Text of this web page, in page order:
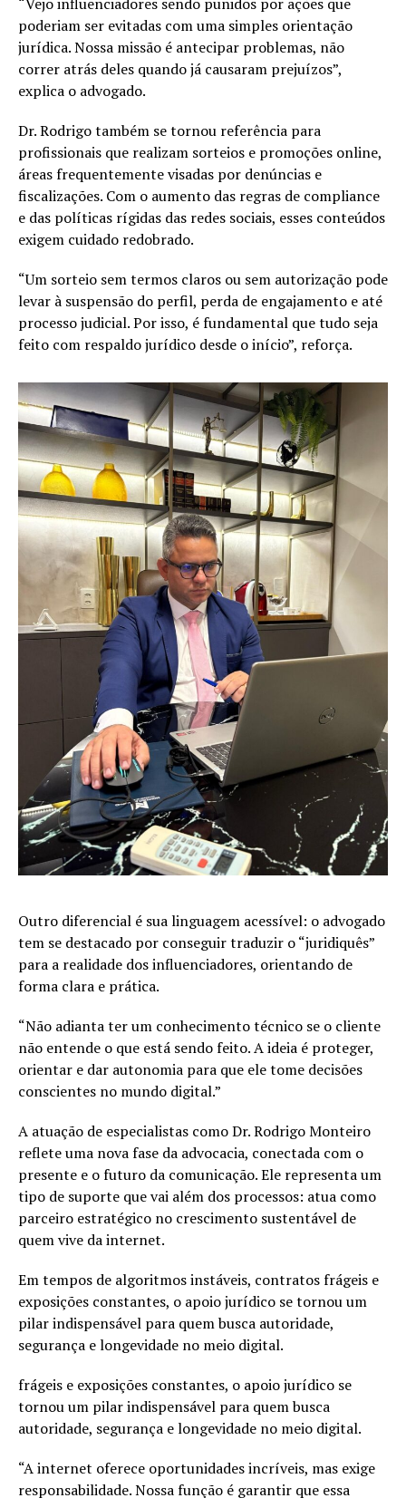
“Vejo influenciadores sendo punidos por ações que
poderiam ser evitadas com uma simples orientação
jurídica. Nossa missão é antecipar problemas, não
correr atrás deles quando já causaram prejuízos”,
explica o advogado.
Dr. Rodrigo também se tornou referência para
profissionais que realizam sorteios e promoções online,
áreas frequentemente visadas por denúncias e
fiscalizações. Com o aumento das regras de compliance
e das políticas rígidas das redes sociais, esses conteúdos
exigem cuidado redobrado.
“Um sorteio sem termos claros ou sem autorização pode
levar à suspensão do perfil, perda de engajamento e até
processo judicial. Por isso, é fundamental que tudo seja
feito com respaldo jurídico desde o início”, reforça.
Outro diferencial é sua linguagem acessível: o advogado
tem se destacado por conseguir traduzir o “juridiquês”
para a realidade dos influenciadores, orientando de
forma clara e prática.
“Não adianta ter um conhecimento técnico se o cliente
não entende o que está sendo feito. A ideia é proteger,
orientar e dar autonomia para que ele tome decisões
conscientes no mundo digital.”
A atuação de especialistas como Dr. Rodrigo Monteiro
reflete uma nova fase da advocacia, conectada com o
presente e o futuro da comunicação. Ele representa um
tipo de suporte que vai além dos processos: atua como
parceiro estratégico no crescimento sustentável de
quem vive da internet.
Em tempos de algoritmos instáveis, contratos frágeis e
exposições constantes, o apoio jurídico se tornou um
pilar indispensável para quem busca autoridade,
segurança e longevidade no meio digital.
frágeis e exposições constantes, o apoio jurídico se
tornou um pilar indispensável para quem busca
autoridade, segurança e longevidade no meio digital.
“A internet oferece oportunidades incríveis, mas exige
responsabilidade. Nossa função é garantir que essa